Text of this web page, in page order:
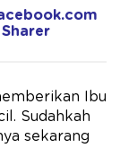
Sharer
Ibu
Sudahkah
sekarang